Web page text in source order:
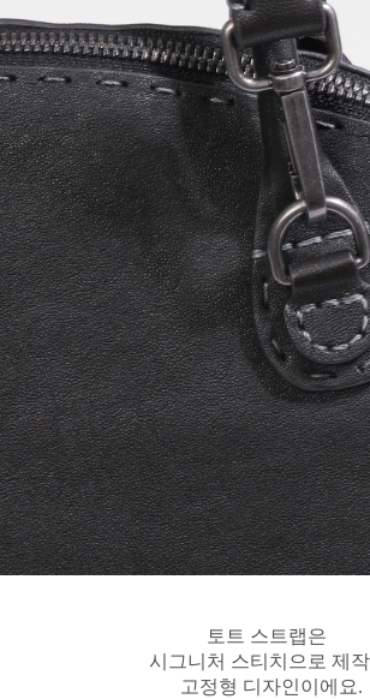
토트 스트랩은
시그니처 스티치으로 제
고정형 디자인이에요.